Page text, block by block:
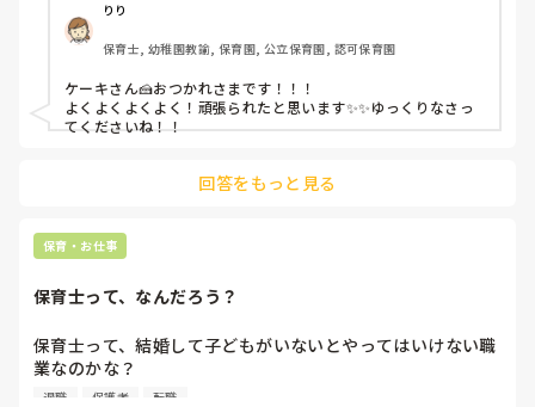
りり
保育士, 幼稚園教諭, 保育園, 公立保育園, 認可保育園
ケーキさん🍰おつかれさまです！！！
よくよくよくよく！頑張られたと思います✨✨ゆっくりなさっ
てくださいね！！
回答をもっと見る
保育・お仕事
保育士って、なんだろう？
保育士って、結婚して子どもがいないとやってはいけない職
業なのかな？
こないだ同期だった保育士してる友だちと久しぶりに会って
退職 保護者 転職